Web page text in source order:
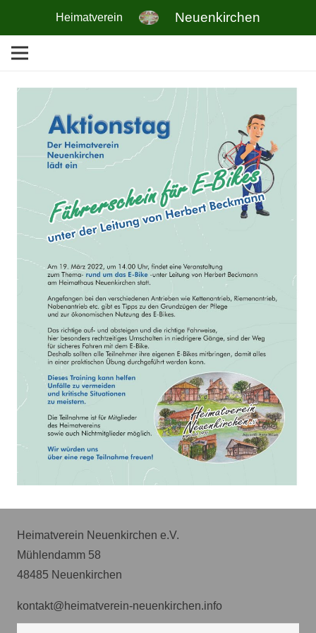
Heimatverein Neuenkirchen
Heimatverein Neuenkirchen e.V.
Mühlendamm 58
48485 Neuenkirchen
kontakt@heimatverein-neuenkirchen.info